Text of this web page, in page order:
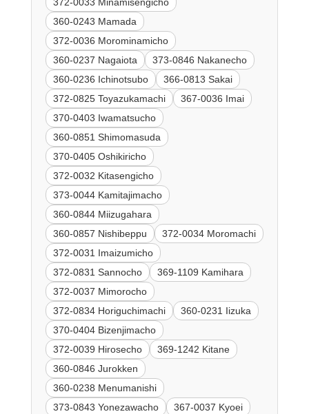
372-0033 Minamisengicho
360-0243 Mamada
372-0036 Morominamicho
360-0237 Nagaiota
373-0846 Nakanecho
360-0236 Ichinotsubo
366-0813 Sakai
372-0825 Toyazukamachi
367-0036 Imai
370-0403 Iwamatsucho
360-0851 Shimomasuda
370-0405 Oshikiricho
372-0032 Kitasengicho
373-0044 Kamitajimacho
360-0844 Miizugahara
360-0857 Nishibeppu
372-0034 Moromachi
372-0031 Imaizumicho
372-0831 Sannocho
369-1109 Kamihara
372-0037 Mimorocho
372-0834 Horiguchimachi
360-0231 Iizuka
370-0404 Bizenjimacho
372-0039 Hirosecho
369-1242 Kitane
360-0846 Jurokken
360-0238 Menumanishi
373-0843 Yonezawacho
367-0037 Kyoei